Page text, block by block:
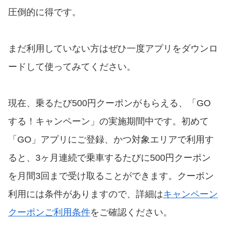
圧倒的に得です。
まだ利用していない方はぜひ一度アプリをダウンロ
ードして使ってみてください。
現在、乗るたび500円クーポンがもらえる、「GO
する！キャンペーン」の実施期間中です。初めて
「GO」アプリにご登録、かつ対象エリアで利用す
ると、3ヶ月連続で乗車するたびに500円クーポン
を月間3回まで受け取ることができます。クーポン
利用には条件がありますので、詳細はキャンペーン
クーポンご利用条件をご確認ください。